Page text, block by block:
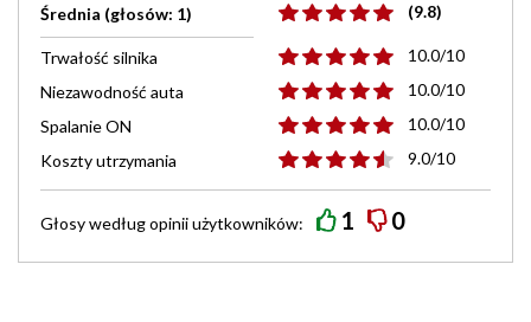
Średnia (głosów: 1) (9.8)
Trwałość silnika
10.0/10
Niezawodność auta
10.0/10
Spalanie ON
10.0/10
Koszty utrzymania
9.0/10
Głosy wedługopiniiużytkowników: 1 0